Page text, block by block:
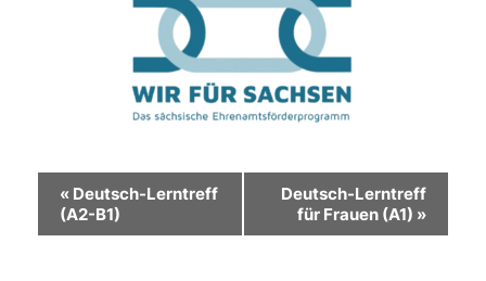
Veranstaltung-
Navigation
« Deutsch-Lerntreff
(A2-B1)
Deutsch-Lerntreff
für Frauen (A1) »